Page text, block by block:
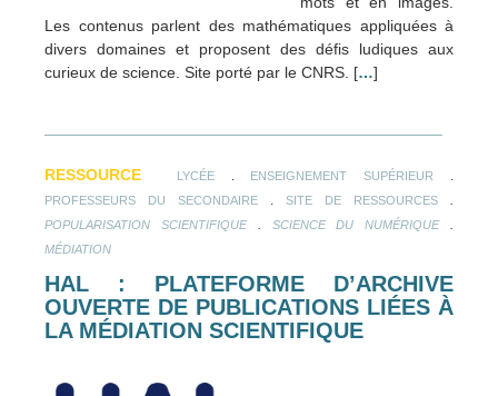
Les contenus parlent des mathématiques appliquées à
divers domaines et proposent des défis ludiques aux
curieux de science. Site porté par le CNRS. […]
RESSOURCE LYCÉE. ENSEIGNEMENT SUPÉRIEUR
PROFESSEURS DU SECONDAIRE SITE DE RESSOURCES
POPULARISATION SCIENTIFIQUE. SCIENCE DU NUMÉRIQUE.
MÉDIATION
HAL : PLATEFORME D’ARCHIVE
OUVERTE DE PUBLICATIONS LIÉES À
LA MÉDIATION SCIENTIFIQUE